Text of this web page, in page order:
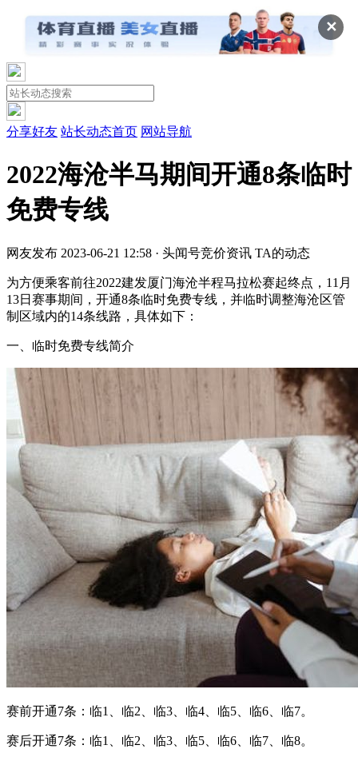
✕
分享好友 站长动态首页 网站导航
2022海沧半马期间开通8条临时
免费专线
网友发布 2023-06-21 12:58 · 头闻号竞价资讯 TA的动态
为方便乘客前往2022建发厦门海沧半程马拉松赛起终点，11月
13日赛事期间，开通8条临时免费专线，并临时调整海沧区管
制区域内的14条线路，具体如下：
一、临时免费专线简介
赛前开通7条：临1、临2、临3、临4、临5、临6、临7。
赛后开通7条：临1、临2、临3、临5、临6、临7、临8。